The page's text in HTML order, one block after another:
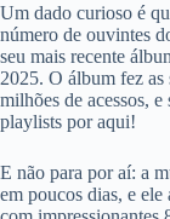
Um dado curioso é
número de ouvintes
seu mais recente
2025. O álbum fez as
milhões de acessos,
playlists por aqui!
E não para por aí: a
em poucos dias, e